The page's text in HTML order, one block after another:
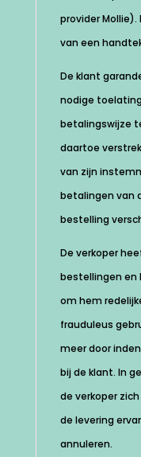
provider
van een
De klant
nodige
betalingswijze
daartoe
van zijn
betalingen van
bestelling
De verkoper
bestellingen en
om hem
frauduleus
meer door
bij de klant. In
de verkoper
de levering
annuleren.